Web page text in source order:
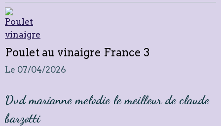
Poulet au vinaigre France 3
Le 07/04/2026
Dvd marianne melodie le meilleur de claude
barzotti